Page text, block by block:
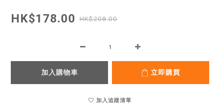
HK$178.00 HK$208.00
加入購物車 立即購買
加入追蹤清單